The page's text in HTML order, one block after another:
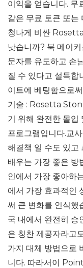
이익을 얻습니다. 무
같은 무료 토큰 또는
청나게 비싼
낫습니까? 북 메이
문자를 유도하고 손
질 수 있다고 설득합
이트에 베팅함으로
기술 : Rosetta
기 위해 완전한 몰입
프로그램입니다.교
해결책 일 수도 있고
배우는 가장 좋은
인에서 가장 좋아하
에서 가장 효과적인
써 큰 ​​변화를 인식했
국 내에서 완전히 승
은 칭찬 제공자라고
가지 대체 방법으로
니다. 따라서이